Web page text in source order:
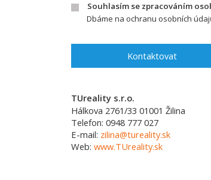
Souhlasím se zpracováním
Dbáme na ochranu osobních
Kontaktovat
TUreality s.r.o.
Hálkova 2761/33 01001 Žilina
Telefon: 0948 777 027
E-mail: zilina@tureality.sk
Web: www.TUreality.sk